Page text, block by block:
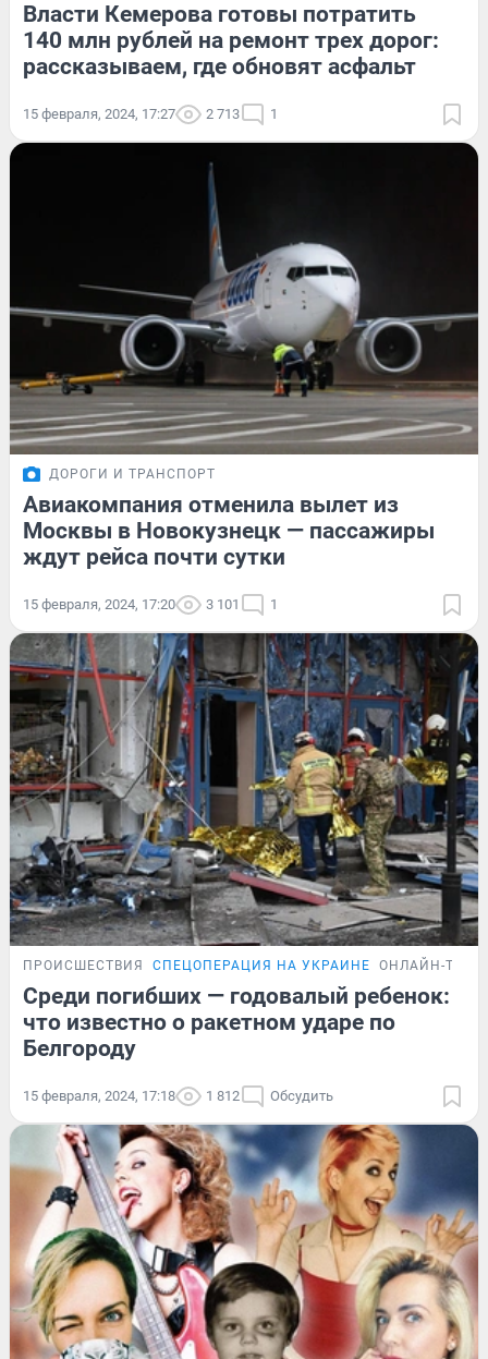
Власти Кемерова готовы потратить
140 млн рублей на ремонт трех дорог:
рассказываем, где обновят асфальт
15 февраля, 2024, 17:27 2 713 1
ДОРОГИ И ТРАНСПОРТ
Авиакомпания отменила вылет из
Москвы в Новокузнецк — пассажиры
ждут рейса почти сутки
15 февраля, 2024, 17:20 3 101 1
ПРОИСШЕСТВИЯ СПЕЦОПЕРАЦИЯ НА УКРАИНЕ ОНЛАЙН-
Среди погибших — годовалый ребенок:
что известно о ракетном ударе по
Белгороду
15 февраля, 2024, 17:18 1 812 Обсудить